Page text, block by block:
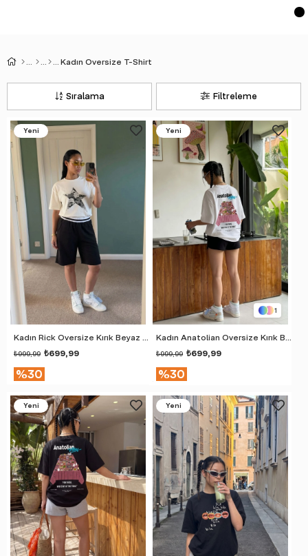
Kadın Oversize T-Shirt
Filtreleme
Sıralama
₺699,99
₺999,99
%30
Yeni
Ürün
1
₺699,99
₺999,99
%30
Yeni
Yeni
Ürün
Yeni
Ürün